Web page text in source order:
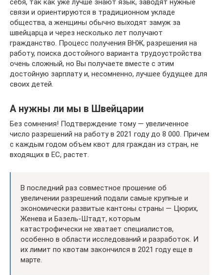
себя, так как уже лучше знают язык, заводят нужные
связи и ориентируются в традиционном укладе
общества, а женщины обычно выходят замуж за
швейцарца и через несколько лет получают
гражданство. Процесс получения ВНЖ, разрешения на
работу, поиска достойного варианта трудоустройства
очень сложный, но Вы получаете вместе с этим
достойную зарплату и, несомненно, лучшее будущее для
своих детей.
А нужны ли мы в Швейцарии
Без сомнения! Подтверждение тому — увеличенное
число разрешений на работу в 2021 году до 8 000. Причем
с каждым годом объем квот для граждан из стран, не
входящих в ЕС, растет.
В последний раз совместное прошение об
увеличении разрешений подали самые крупные и
экономически развитые кантоны страны — Цюрих,
Женева и Базель-Штадт, которым
катастрофически не хватает специалистов,
особенно в области исследований и разработок. И
их лимит по квотам закончился в 2021 году еще в
марте.